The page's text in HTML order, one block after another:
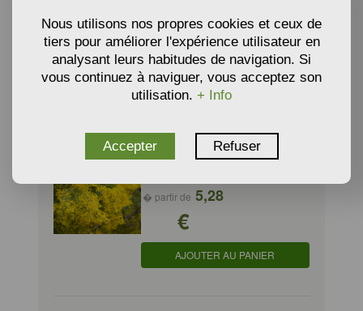
� partir de
14,96€
AJOUTER AU PANIER
ACACIA CULTRIFORMIS - Mimosa
� partir de 5,28
€
AJOUTER AU PANIER
Nous utilisons nos propres cookies et ceux de
tiers pour améliorer l'expérience utilisateur en
analysant leurs habitudes de navigation. Si
vous continuez à naviguer, vous acceptez son
utilisation. + Info
Accepter Refuser